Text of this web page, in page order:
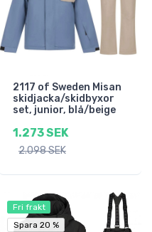
2117 of Sweden Misan
skidjacka/skidbyxor
set, junior, blå/beige
1.273 SEK
2.098 SEK
Fri frakt
Spara 20 %
Spara 20 %